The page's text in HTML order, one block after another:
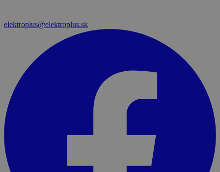
elektroplus@elektroplus.sk